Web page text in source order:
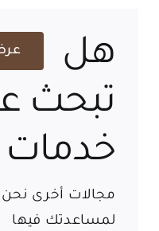
هل
تبحث
خدمات
مجالات أخرى
لمساعدتك فيها